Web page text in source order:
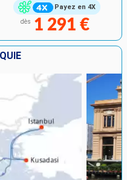
Payez en 4X
dès 1 291 €